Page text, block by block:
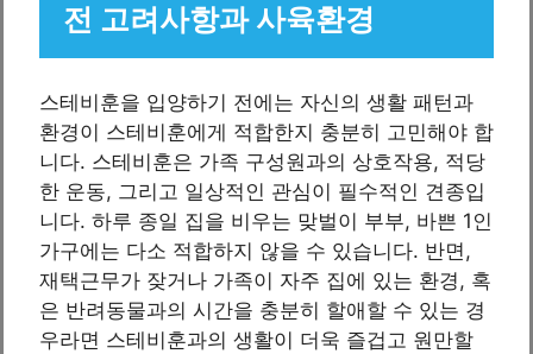
전 고려사항과 사육환경
스테비훈을 입양하기 전에는 자신의 생활 패턴과
환경이 스테비훈에게 적합한지 충분히 고민해야 합
니다. 스테비훈은 가족 구성원과의 상호작용, 적당
한 운동, 그리고 일상적인 관심이 필수적인 견종입
니다. 하루 종일 집을 비우는 맞벌이 부부, 바쁜 1인
가구에는 다소 적합하지 않을 수 있습니다. 반면,
재택근무가 잦거나 가족이 자주 집에 있는 환경, 혹
은 반려동물과의 시간을 충분히 할애할 수 있는 경
우라면 스테비훈과의 생활이 더욱 즐겁고 원만할